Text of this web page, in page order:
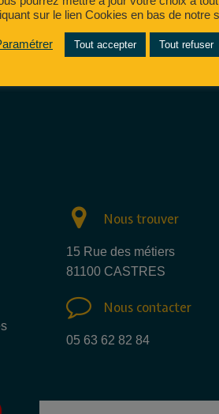
sa passion.
Nous trouver
15 Rue des métiers
81100 CASTRES
Nous contacter
05 63 62 82 84
sur le lien Cookies en bas de notre
Tout accepter Tout refuser